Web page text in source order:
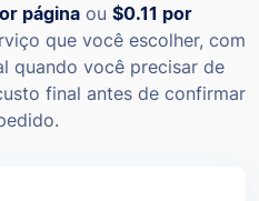
páginaou $0.11 por
que você escolher, com
quando você precisar de
final antes de confirmar